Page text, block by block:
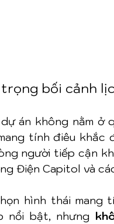
bối cảnh
án không nằm ở
tính điêu
người tiếp cận
Điện Capitol và
hình thái mang
nổi bật, nhưng